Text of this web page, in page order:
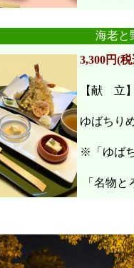
海老
3,300円(
【献 立
ゆばちり
※「ゆば
「名物と